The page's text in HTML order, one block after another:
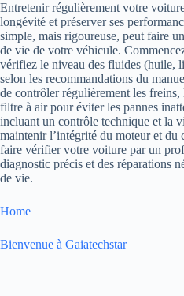
Entretenir régulièrement votre
longévité et préserver ses
simple, mais rigoureuse, peut faire
de vie de votre véhicule.
vérifiez le niveau des fluides (huile,
selon les recommandations du
de contrôler régulièrement les
filtre à air pour éviter les pannes
incluant un contrôle technique et la
maintenir l’intégrité du moteur et du
faire vérifier votre voiture par un
diagnostic précis et des réparations
de vie.
Home
Bienvenue à Gaiatechstar